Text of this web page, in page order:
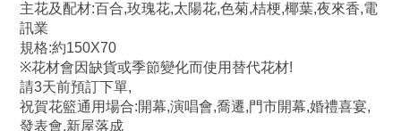
主花及配材:百合,玫瑰花,太陽花,色菊,桔梗,椰葉,夜來香,電
訊業
規格:約150X70
※花材會因缺貨或季節變化而使用替代花材!
請3天前預訂下單,
祝賀花籃通用場合:開幕,演唱會,喬遷,門市開幕,婚禮喜宴,
發表會,新屋落成